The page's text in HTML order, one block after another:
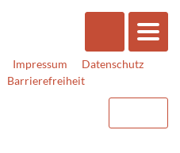
Impressum
Datenschutz
Barrierefreiheit